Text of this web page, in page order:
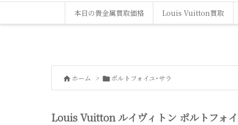
本日の貴金属買取価格 Louis Vuitton買取
 ホーム > ポルトフォイユ･サラ
Louis Vuitton ルイヴィトン ポルトフォ